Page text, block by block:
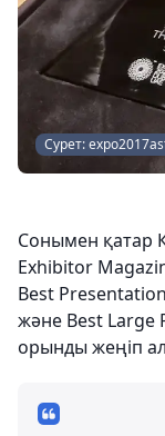
Сурет:
Сонымен қатар
Exhibitor
Best
және Best Large
орынды жеңіп